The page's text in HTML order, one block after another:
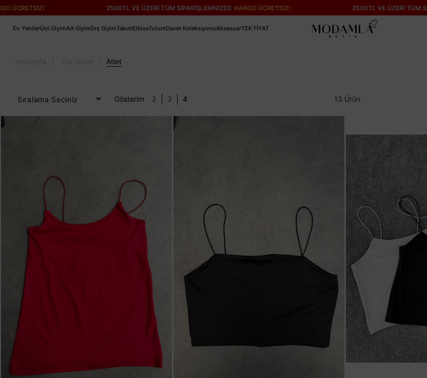
2500TL VE ÜZERİ TÜM SİPARİŞLERİNİZDE KARGO ÜCRETSİZ! 2500TL VE ÜZERİ TÜM SİPARİŞLERİNİZDE
En YenilerÜst GiyimAlt GiyimDış GiyimTakımElbiseTulumDavet KoleksiyonuAksesuarTEK FİYAT
Atlet
13 Ürün